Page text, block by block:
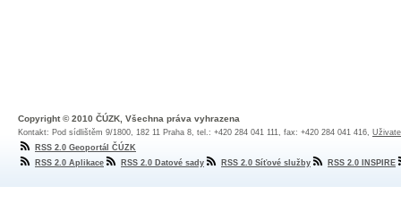
Copyright © 2010 ČÚZK, Všechna práva vyhrazena
Kontakt: Pod sídlištěm 9/1800, 182 11 Praha 8, tel.: +420 284 041 111, fax: +420 284 041 416,
RSS 2.0 Geoportál ČÚZK
RSS 2.0 Aplikace
RSS 2.0 Datové sady RSS 2.0 Síťové služby RSS 2.0 INSPIRE